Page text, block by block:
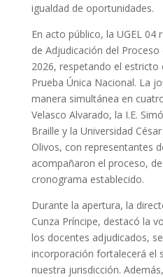
igualdad de oportunidades.
En acto público, la UGEL 04
de Adjudicación del
2026, respetando el
Prueba Única Nacional. La
manera simultánea en
Velasco Alvarado, la I.E.
Braille y la Universidad
Olivos, con representantes
acompañaron el proceso,
cronograma establecido.
Durante la apertura, la
Cunza Príncipe, destacó la
los docentes adjudicados,
incorporación fortalecerá el
nuestra jurisdicción.